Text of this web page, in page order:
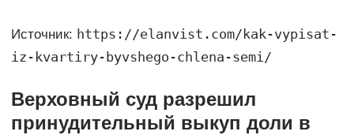
Источник: https://elanvist.com/kak-vypisat-
iz-kvartiry-byvshego-chlena-semi/
Верховный суд разрешил
принудительный выкуп доли в